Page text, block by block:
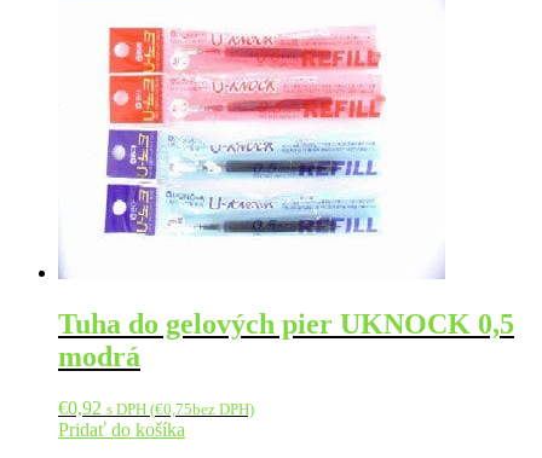
Tuha do gelových pier UKNOCK 0,5
modrá
€0,92 s DPH (€0,75bez DPH)
Pridať do košíka